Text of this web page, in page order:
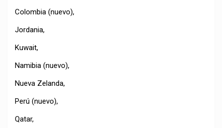
Colombia (nuevo),
Jordania,
Kuwait,
Namibia (nuevo),
Nueva Zelanda,
Perú (nuevo),
Qatar,